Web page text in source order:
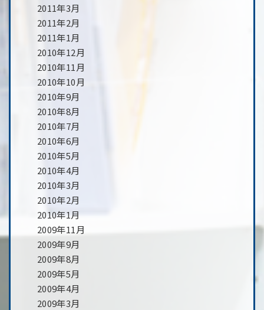
2011年3月
2011年2月
2011年1月
2010年12月
2010年11月
2010年10月
2010年9月
2010年8月
2010年7月
2010年6月
2010年5月
2010年4月
2010年3月
2010年2月
2010年1月
2009年11月
2009年9月
2009年8月
2009年5月
2009年4月
2009年3月